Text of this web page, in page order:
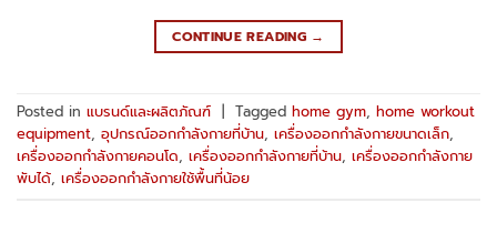
CONTINUE READING →
Posted in แบรนด์และผลิตภัณฑ์ | Tagged home gym, home workout
equipment, อุปกรณ์ออกกำลังกายที่บ้าน, เครื่องออกกำลังกายขนาดเล็ก,
เครื่องออกกำลังกายคอนโด, เครื่องออกกำลังกายที่บ้าน, เครื่องออกกำลังกาย
พับได้, เครื่องออกกำลังกายใช้พื้นที่น้อย